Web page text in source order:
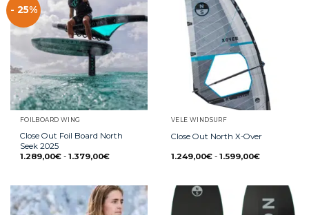
- 25%
FOILBOARD WING
Close Out Foil Board North
Seek 2025
1.289,00€ - 1.379,00€
VELE WINDSURF
Close Out North X-Over
1.249,00€ - 1.599,00€